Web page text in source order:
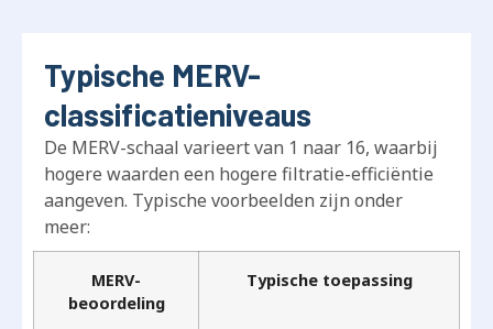
Typische MERV-
classificatieniveaus
De MERV-schaal varieert van 1 naar 16, waarbij
hogere waarden een hogere filtratie-efficiëntie
aangeven. Typische voorbeelden zijn onder
meer:
MERV-
beoordeling
Typische toepassing